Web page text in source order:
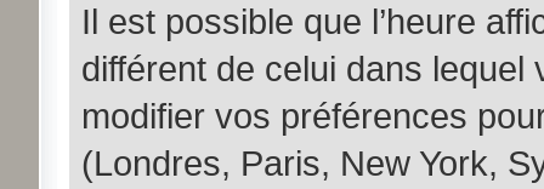
Il est possible que l’heure
différent de celui dans
modifier vos préférences
(Londres, Paris, New York,